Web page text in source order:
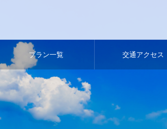
プラン一覧 交通アクセス